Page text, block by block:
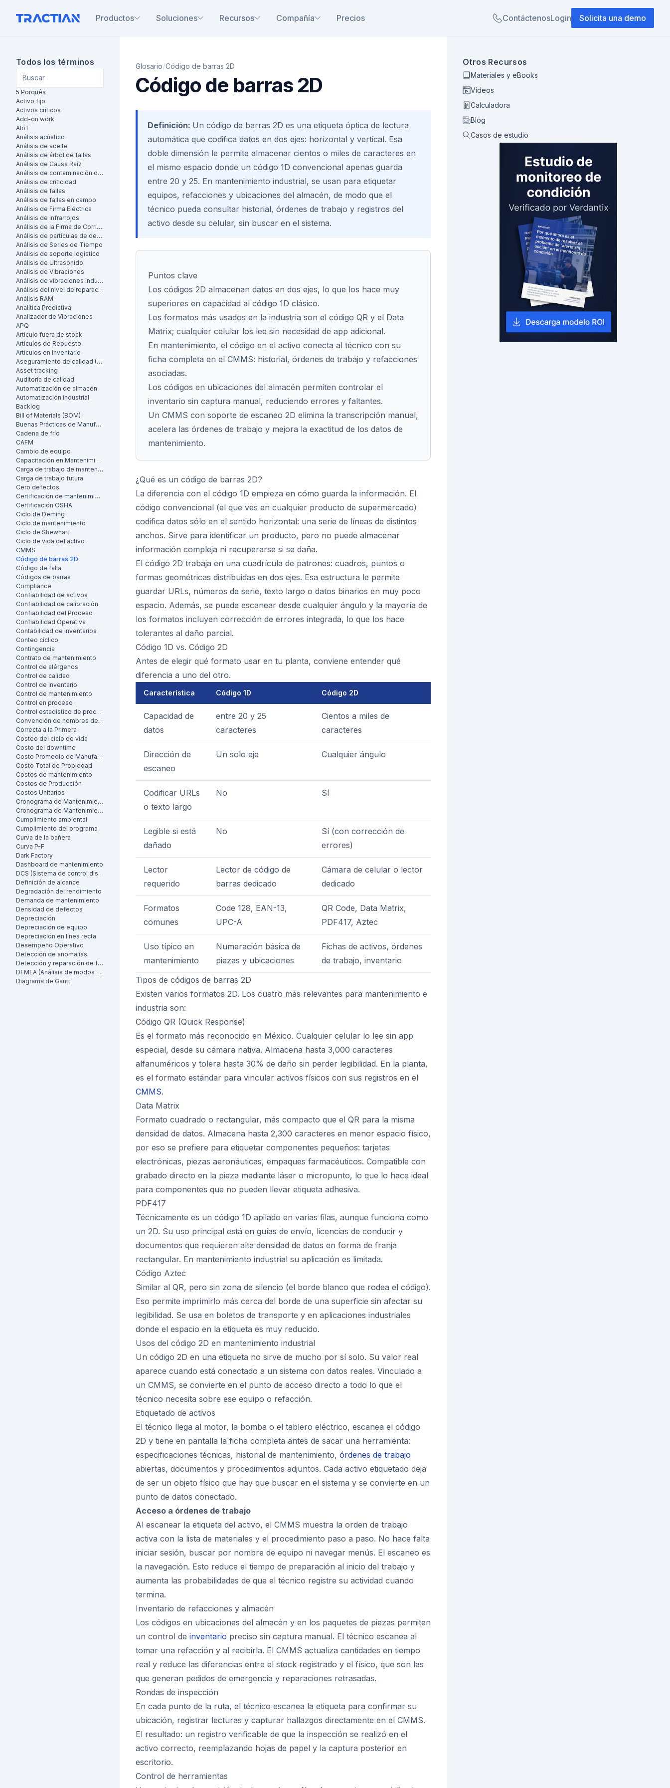
Productos Soluciones Recursos Compañía Precios ContáctenosLogin Solicita una demo
Todos los términos
5 Porqués
Activo fijo
Activos críticos
Add-on work
AIoT
Análisis acústico
Análisis de aceite
Análisis de árbol de fallas
Análisis de Causa Raíz
Análisis de contaminación de aceite
Análisis de criticidad
Análisis de fallas
Análisis de fallas en campo
Análisis de Firma Eléctrica
Análisis de infrarrojos
Análisis de la Firma de Corriente del Motor (MCSA)
Análisis de partículas de desgaste
Análisis de Series de Tiempo
Análisis de soporte logístico
Análisis de Ultrasonido
Análisis de Vibraciones
Análisis de vibraciones industrial
Análisis del nivel de reparación
Análisis RAM
Analítica Predictiva
Analizador de Vibraciones
APQ
Artículo fuera de stock
Artículos de Repuesto
Artículos en Inventario
Aseguramiento de calidad (AC)
Asset tracking
Auditoría de calidad
Automatización de almacén
Automatización industrial
Backlog
Bill of Materials (BOM)
Buenas Prácticas de Manufactura (BPM)
Cadena de frío
CAFM
Cambio de equipo
Capacitación en Mantenimiento
Carga de trabajo de mantenimiento
Carga de trabajo futura
Cero defectos
Certificación de mantenimiento
Certificación OSHA
Ciclo de Deming
Ciclo de mantenimiento
Ciclo de Shewhart
Ciclo de vida del activo
CMMS
Código de barras 2D
Código de falla
Códigos de barras
Compliance
Confiabilidad de activos
Confiabilidad de calibración
Confiabilidad del Proceso
Confiabilidad Operativa
Contabilidad de inventarios
Conteo cíclico
Contingencia
Contrato de mantenimiento
Control de alérgenos
Control de calidad
Control de inventario
Control de mantenimiento
Control en proceso
Control estadístico de procesos
Convención de nombres de activos
Correcta a la Primera
Costeo del ciclo de vida
Costo del downtime
Costo Promedio de Manufactura por Unidad
Costo Total de Propiedad
Costos de mantenimiento
Costos de Producción
Costos Unitarios
Cronograma de Mantenimiento
Cronograma de Mantenimiento
Cumplimiento ambiental
Cumplimiento del programa
Curva de la bañera
Curva P-F
Dark Factory
Dashboard de mantenimiento
DCS (Sistema de control distribuido)
Definición de alcance
Degradación del rendimiento
Demanda de mantenimiento
Densidad de defectos
Depreciación
Depreciación de equipo
Depreciación en línea recta
Desempeño Operativo
Detección de anomalías
Detección y reparación de fugas (LDAR)
DFMEA (Análisis de modos de falla y efectos de diseño)
Diagrama de Gantt
Glosario/Código de barras 2D
Código de barras 2D
Definición: Un código de barras 2D es una etiqueta óptica de lectura
automática que codifica datos en dos ejes: horizontal y vertical. Esa
doble dimensión le permite almacenar cientos o miles de caracteres en
el mismo espacio donde un código 1D convencional apenas guarda
entre 20 y 25. En mantenimiento industrial, se usan para etiquetar
equipos, refacciones y ubicaciones del almacén, de modo que el
técnico pueda consultar historial, órdenes de trabajo y registros del
activo desde su celular, sin buscar en el sistema.
Puntos clave
Los códigos 2D almacenan datos en dos ejes, lo que los hace muy
superiores en capacidad al código 1D clásico.
Los formatos más usados en la industria son el código QR y el Data
Matrix; cualquier celular los lee sin necesidad de app adicional.
En mantenimiento, el código en el activo conecta al técnico con su
ficha completa en el CMMS: historial, órdenes de trabajo y refacciones
asociadas.
Los códigos en ubicaciones del almacén permiten controlar el
inventario sin captura manual, reduciendo errores y faltantes.
Un CMMS con soporte de escaneo 2D elimina la transcripción manual,
acelera las órdenes de trabajo y mejora la exactitud de los datos de
mantenimiento.
¿Qué es un código de barras 2D?
La diferencia con el código 1D empieza en cómo guarda la información. El
código convencional (el que ves en cualquier producto de supermercado)
codifica datos sólo en el sentido horizontal: una serie de líneas de distintos
anchos. Sirve para identificar un producto, pero no puede almacenar
información compleja ni recuperarse si se daña.
El código 2D trabaja en una cuadrícula de patrones: cuadros, puntos o
formas geométricas distribuidas en dos ejes. Esa estructura le permite
guardar URLs, números de serie, texto largo o datos binarios en muy poco
espacio. Además, se puede escanear desde cualquier ángulo y la mayoría de
los formatos incluyen corrección de errores integrada, lo que los hace
tolerantes al daño parcial.
Código 1D vs. Código 2D
Antes de elegir qué formato usar en tu planta, conviene entender qué
diferencia a uno del otro.
Característica Código 1D Código 2D
Capacidad de
datos
entre 20 y 25
caracteres
Cientos a miles de
caracteres
Dirección de
escaneo
Un solo eje Cualquier ángulo
Codificar URLs
o texto largo
No Sí
Legible si está
dañado
No
Sí (con corrección de
errores)
Lector
requerido
Lector de código de
barras dedicado
Cámara de celular o lector
dedicado
Formatos
comunes
Code 128, EAN-13,
UPC-A
QR Code, Data Matrix,
PDF417, Aztec
Uso típico en
mantenimiento
Numeración básica de
piezas y ubicaciones
Fichas de activos, órdenes
de trabajo, inventario
Tipos de códigos de barras 2D
Existen varios formatos 2D. Los cuatro más relevantes para mantenimiento e
industria son:
Código QR (Quick Response)
Es el formato más reconocido en México. Cualquier celular lo lee sin app
especial, desde su cámara nativa. Almacena hasta 3,000 caracteres
alfanuméricos y tolera hasta 30% de daño sin perder legibilidad. En la planta,
es el formato estándar para vincular activos físicos con sus registros en el
CMMS.
Data Matrix
Formato cuadrado o rectangular, más compacto que el QR para la misma
densidad de datos. Almacena hasta 2,300 caracteres en menor espacio físico,
por eso se prefiere para etiquetar componentes pequeños: tarjetas
electrónicas, piezas aeronáuticas, empaques farmacéuticos. Compatible con
grabado directo en la pieza mediante láser o micropunto, lo que lo hace ideal
para componentes que no pueden llevar etiqueta adhesiva.
PDF417
Técnicamente es un código 1D apilado en varias filas, aunque funciona como
un 2D. Su uso principal está en guías de envío, licencias de conducir y
documentos que requieren alta densidad de datos en forma de franja
rectangular. En mantenimiento industrial su aplicación es limitada.
Código Aztec
Similar al QR, pero sin zona de silencio (el borde blanco que rodea el código).
Eso permite imprimirlo más cerca del borde de una superficie sin afectar su
legibilidad. Se usa en boletos de transporte y en aplicaciones industriales
donde el espacio en la etiqueta es muy reducido.
Usos del código 2D en mantenimiento industrial
Un código 2D en una etiqueta no sirve de mucho por sí solo. Su valor real
aparece cuando está conectado a un sistema con datos reales. Vinculado a
un CMMS, se convierte en el punto de acceso directo a todo lo que el
técnico necesita sobre ese equipo o refacción.
Etiquetado de activos
El técnico llega al motor, la bomba o el tablero eléctrico, escanea el código
2D y tiene en pantalla la ficha completa antes de sacar una herramienta:
especificaciones técnicas, historial de mantenimiento, órdenes de trabajo
abiertas, documentos y procedimientos adjuntos. Cada activo etiquetado deja
de ser un objeto físico que hay que buscar en el sistema y se convierte en un
punto de datos conectado.
Acceso a órdenes de trabajo
Al escanear la etiqueta del activo, el CMMS muestra la orden de trabajo
activa con la lista de materiales y el procedimiento paso a paso. No hace falta
iniciar sesión, buscar por nombre de equipo ni navegar menús. El escaneo es
la navegación. Esto reduce el tiempo de preparación al inicio del trabajo y
aumenta las probabilidades de que el técnico registre su actividad cuando
termina.
Inventario de refacciones y almacén
Los códigos en ubicaciones del almacén y en los paquetes de piezas permiten
un control de inventario preciso sin captura manual. El técnico escanea al
tomar una refacción y al recibirla. El CMMS actualiza cantidades en tiempo
real y reduce las diferencias entre el stock registrado y el físico, que son las
que generan pedidos de emergencia y reparaciones retrasadas.
Rondas de inspección
En cada punto de la ruta, el técnico escanea la etiqueta para confirmar su
ubicación, registrar lecturas y capturar hallazgos directamente en el CMMS.
El resultado: un registro verificable de que la inspección se realizó en el
activo correcto, reemplazando hojas de papel y la captura posterior en
escritorio.
Control de herramientas
Otros Recursos
Materiales y eBooks
Videos
Calculadora
Blog
Casos de estudio